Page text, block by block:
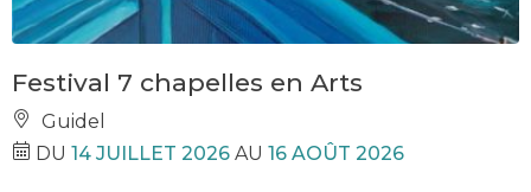
Festival 7 chapelles en Arts
Guidel
DU 14 JUILLET 2026 AU 16 AOÛT 2026